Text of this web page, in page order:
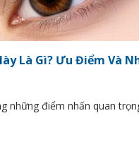
Là Gì? Ưu Điểm Và
những điểm nhấn quan